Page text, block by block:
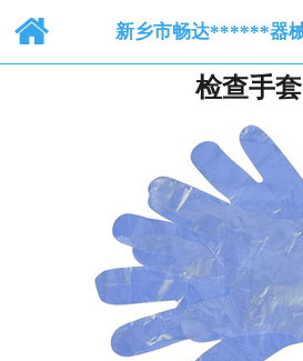
新乡市畅达******器
检查手套